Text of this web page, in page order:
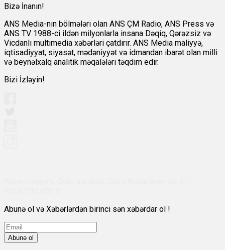
Bizə İnanın!
ANS Media-nın bölmələri olan ANS ÇM Radio, ANS Press və
ANS TV 1988-ci ildən milyonlarla insana Dəqiq, Qərəzsiz və
Vicdanlı multimedia xəbərləri çatdırır. ANS Media maliyyə,
iqtisadiyyat, siyasət, mədəniyyət və idmandan ibarət olan milli
və beynəlxalq analitik məqalələri təqdim edir.
Bizi İzləyin!
Abunə ol və Xəbərlərdən birinci sən xəbərdar ol !
Abunə ol